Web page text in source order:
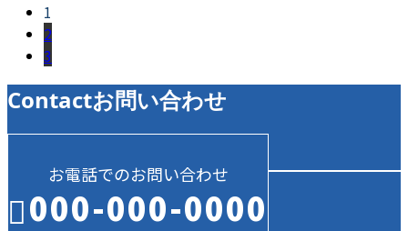
1
2
3
Contactお問い合わせ
お電話でのお問い合わせ
000-000-0000